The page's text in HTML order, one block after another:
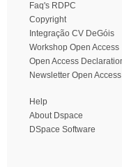
Faq's RDPC
Copyright
Integração CV DeGóis
Workshop Open Access
Open Access
Newsletter Open Access
Help
About Dspace
DSpace Software